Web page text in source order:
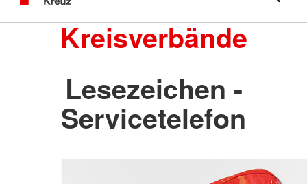
Kreisverbände
Lesezeichen -
Servicetelefon